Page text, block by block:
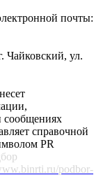
почты:
Чайковский, ул.
сообщениях
справочной
PR
podbor-